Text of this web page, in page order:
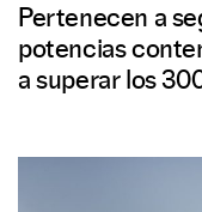
Pertenecen a
potencias
a superar los